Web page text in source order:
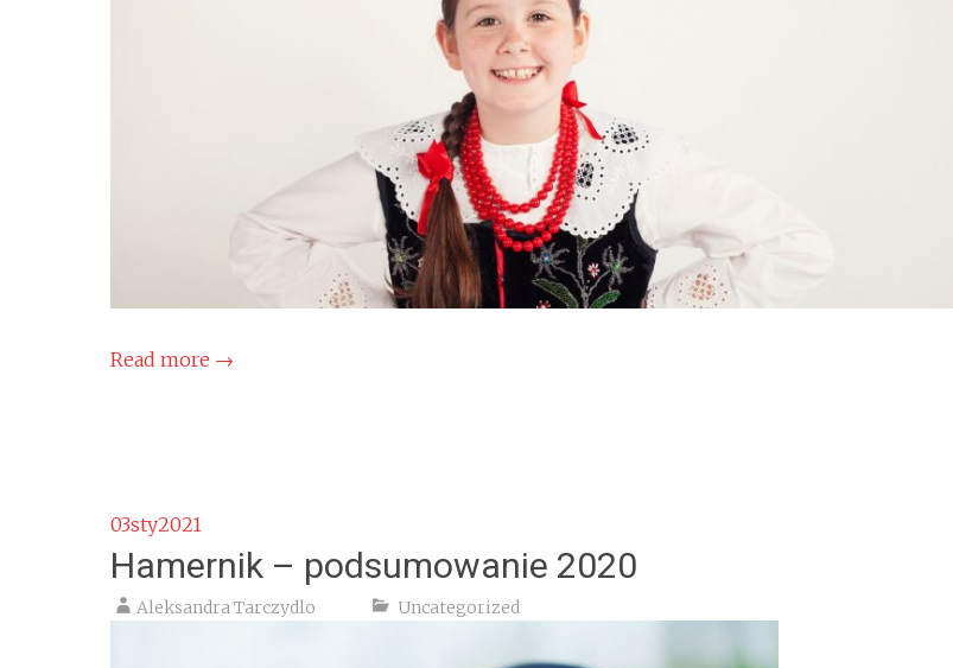
Read more →
03sty2021
Hamernik – podsumowanie 2020
Aleksandra Tarczydlo Uncategorized